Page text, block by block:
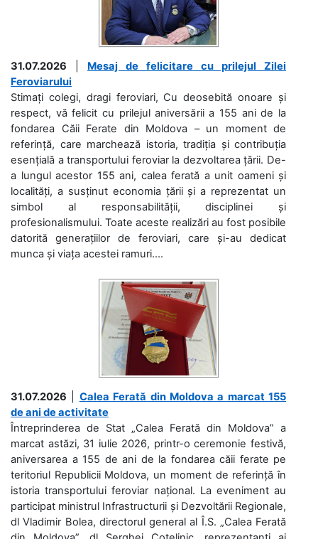
31.07.2026
Mesaj de felicitare cu prilejul Zilei
Feroviarului
Stimați colegi, dragi feroviari, Cu deosebită onoare și
respect, vă felicit cu prilejul aniversării a 155 ani de la
fondarea Căii Ferate din Moldova – un moment de
referință, care marchează istoria, tradiția și contribuția
esențială a transportului feroviar la dezvoltarea țării. De-
a lungul acestor 155 ani, calea ferată a unit oameni și
localități, a susținut economia țării și a reprezentat un
simbol al responsabilității, disciplinei și
profesionalismului. Toate aceste realizări au fost posibile
datorită generațiilor de feroviari, care și-au dedicat
munca și viața acestei ramuri....
31.07.2026
Calea Ferată din Moldova a marcat 155
de ani de activitate
Întreprinderea de Stat „Calea Ferată din Moldova” a
marcat astăzi, 31 iulie 2026, printr-o ceremonie festivă,
aniversarea a 155 de ani de la fondarea căii ferate pe
teritoriul Republicii Moldova, un moment de referință în
istoria transportului feroviar național. La eveniment au
participat ministrul Infrastructurii și Dezvoltării Regionale,
dl Vladimir Bolea, directorul general al Î.S. „Calea Ferată